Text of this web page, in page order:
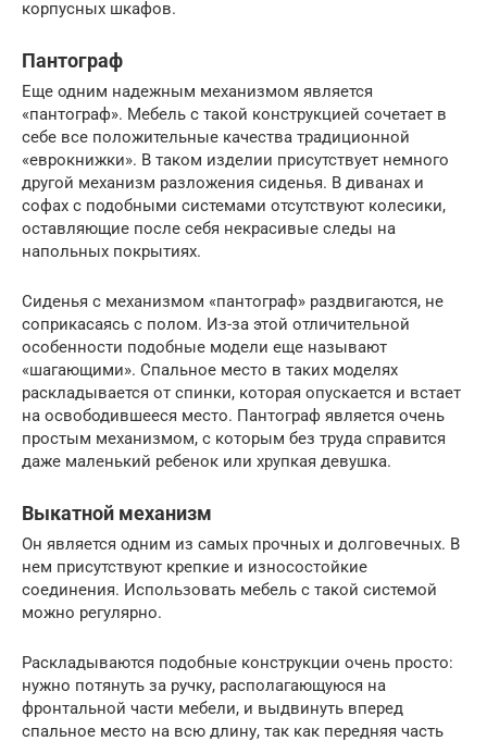
корпусных шкафов.
Пантограф
Еще одним надежным механизмом является
«пантограф». Мебель с такой конструкцией сочетает в
себе все положительные качества традиционной
«еврокнижки». В таком изделии присутствует немного
другой механизм разложения сиденья. В диванах и
софах с подобными системами отсутствуют колесики,
оставляющие после себя некрасивые следы на
напольных покрытиях.
Сиденья с механизмом «пантограф» раздвигаются, не
соприкасаясь с полом. Из-за этой отличительной
особенности подобные модели еще называют
«шагающими». Спальное место в таких моделях
раскладывается от спинки, которая опускается и встает
на освободившееся место. Пантограф является очень
простым механизмом, с которым без труда справится
даже маленький ребенок или хрупкая девушка.
Выкатной механизм
Он является одним из самых прочных и долговечных. В
нем присутствуют крепкие и износостойкие
соединения. Использовать мебель с такой системой
можно регулярно.
Раскладываются подобные конструкции очень просто:
нужно потянуть за ручку, располагающуюся на
фронтальной части мебели, и выдвинуть вперед
спальное место на всю длину, так как передняя часть